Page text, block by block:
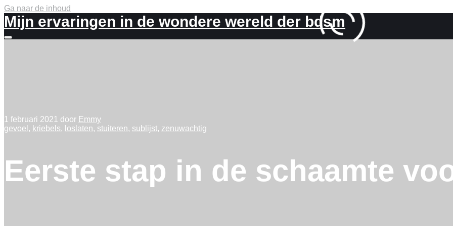
Ga naar de inhoud
Mijn ervaringen in de wondere wereld der bdsm
Meer
1 februari 2021 door Emmy
gevoel , kriebels, loslaten, stuiteren, sublijst, zenuwachtig
Eerste stap in de schaamte